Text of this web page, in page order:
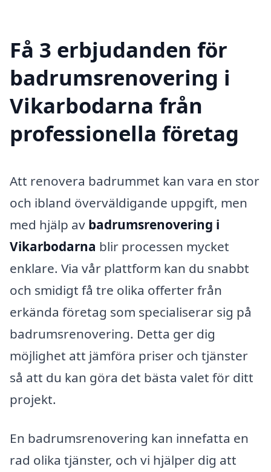
Få 3 erbjudanden för
badrumsrenovering i
Vikarbodarna från
professionella företag
Att renovera badrummet kan vara en stor
och ibland överväldigande uppgift, men
med hjälp av badrumsrenovering i
Vikarbodarna blir processen mycket
enklare. Via vår plattform kan du snabbt
och smidigt få tre olika offerter från
erkända företag som specialiserar sig på
badrumsrenovering. Detta ger dig
möjlighet att jämföra priser och tjänster
så att du kan göra det bästa valet för ditt
projekt.
En badrumsrenovering kan innefatta en
rad olika tjänster, och vi hjälper dig att